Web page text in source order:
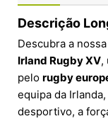
Descrição
Descubra a
Irland Rugby XV,
pelo rugby
equipa da
desportivo, a